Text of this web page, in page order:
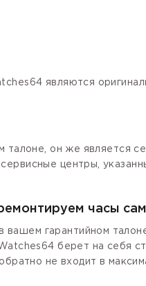
являются
талоне, он же является
центры,
часы
гарантийном
берет на себя
не входит в